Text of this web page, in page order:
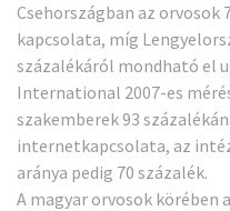
Csehországban az orvosok
kapcsolata, míg
százalékáról mondható el
International 2007-es
szakemberek 93
internetkapcsolata, az
aránya pedig 70 százalék.
A magyar orvosok körében